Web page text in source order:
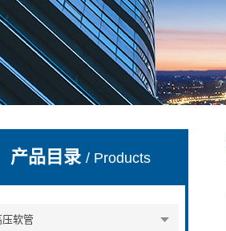
驿实业有限公司
产品目录/ Products
压软管